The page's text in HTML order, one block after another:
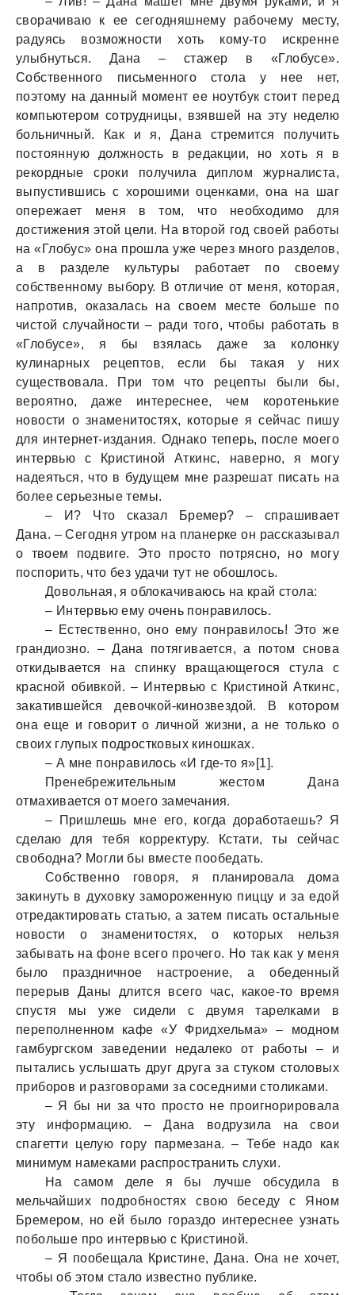
сворачиваю к ее сегодняшнему рабочему месту,
радуясь возможности хоть кому-то искренне
улыбнуться. Дана – стажер в «Глобусе».
Собственного письменного стола у нее нет,
поэтому на данный момент ее ноутбук стоит перед
компьютером сотрудницы, взявшей на эту неделю
больничный. Как и я, Дана стремится получить
постоянную должность в редакции, но хоть я в
рекордные сроки получила диплом журналиста,
выпустившись с хорошими оценками, она на шаг
опережает меня в том, что необходимо для
достижения этой цели. На второй год своей работы
на «Глобус» она прошла уже через много разделов,
а в разделе культуры работает по своему
собственному выбору. В отличие от меня, которая,
напротив, оказалась на своем месте больше по
чистой случайности – ради того, чтобы работать в
«Глобусе», я бы взялась даже за колонку
кулинарных рецептов, если бы такая у них
существовала. При том что рецепты были бы,
вероятно, даже интереснее, чем коротенькие
новости о знаменитостях, которые я сейчас пишу
для интернет-издания. Однако теперь, после моего
интервью с Кристиной Аткинс, наверно, я могу
надеяться, что в будущем мне разрешат писать на
более серьезные темы.
– И? Что сказал Бремер? – спрашивает
Дана. – Сегодня утром на планерке он рассказывал
о твоем подвиге. Это просто потрясно, но могу
поспорить, что без удачи тут не обошлось.
Довольная, я облокачиваюсь на край стола:
– Интервью ему очень понравилось.
– Естественно, оно ему понравилось! Это же
грандиозно. – Дана потягивается, а потом снова
откидывается на спинку вращающегося стула с
красной обивкой. – Интервью с Кристиной Аткинс,
закатившейся девочкой-кинозвездой. В котором
она еще и говорит о личной жизни, а не только о
своих глупых подростковых киношках.
– А мне понравилось «И где-то я»[1].
Пренебрежительным жестом Дана
отмахивается от моего замечания.
– Пришлешь мне его, когда доработаешь? Я
сделаю для тебя корректуру. Кстати, ты сейчас
свободна? Могли бы вместе пообедать.
Собственно говоря, я планировала дома
закинуть в духовку замороженную пиццу и за едой
отредактировать статью, а затем писать остальные
новости о знаменитостях, о которых нельзя
забывать на фоне всего прочего. Но так как у меня
было праздничное настроение, а обеденный
перерыв Даны длится всего час, какое-то время
спустя мы уже сидели с двумя тарелками в
переполненном кафе «У Фридхельма» – модном
гамбургском заведении недалеко от работы – и
пытались услышать друг друга за стуком столовых
приборов и разговорами за соседними столиками.
– Я бы ни за что просто не проигнорировала
эту информацию. – Дана водрузила на свои
спагетти целую гору пармезана. – Тебе надо как
минимум намеками распространить слухи.
На самом деле я бы лучше обсудила в
мельчайших подробностях свою беседу с Яном
Бремером, но ей было гораздо интереснее узнать
побольше про интервью с Кристиной.
– Я пообещала Кристине, Дана. Она не хочет,
чтобы об этом стало известно публике.